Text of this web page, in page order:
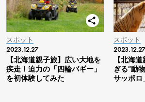
スポット
2023.12.27
【北海道親子旅】広い大地を
疾走！迫力の「四輪バギー」
を初体験してみた
スポット
2023.12.27
【北海
ぎる”動
サッポロ